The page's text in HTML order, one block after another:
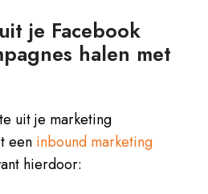
je Facebook
halen met
uit je marketing
een inbound marketing
hierdoor: